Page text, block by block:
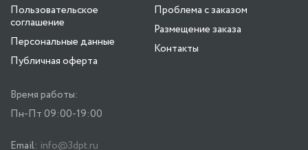
Пользовательское
соглашение
Персональные данные
Публичная оферта
Проблема с заказом
Размещение заказа
Контакты
Время работы:
Пн-Пт 09:00-19:00
Email: info@3dpt.ru